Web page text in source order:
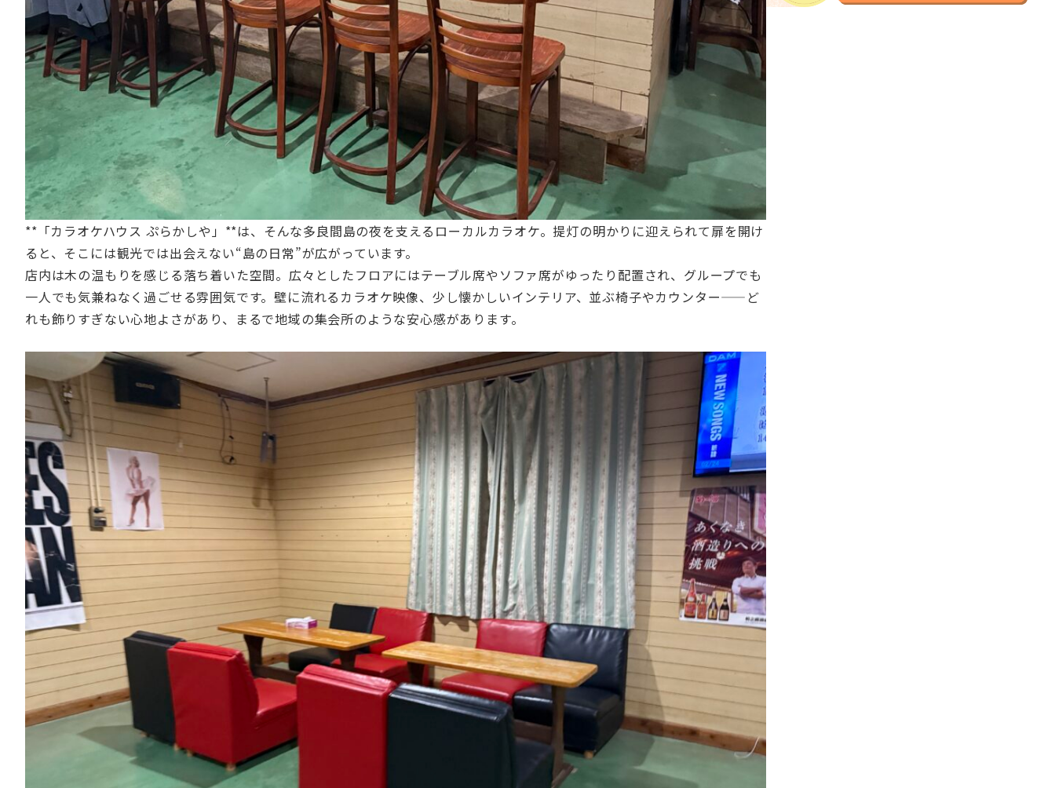
**「カラオケハウス ぷらかしや」**は、そんな多良間島の夜を支えるローカルカラオケ。提灯の明かりに迎えられて扉を開け
ると、そこには観光では出会えない“島の日常”が広がっています。
店内は木の温もりを感じる落ち着いた空間。広々としたフロアにはテーブル席やソファ席がゆったり配置され、グループでも
一人でも気兼ねなく過ごせる雰囲気です。壁に流れるカラオケ映像、少し懐かしいインテリア、並ぶ椅子やカウンター——ど
れも飾りすぎない心地よさがあり、まるで地域の集会所のような安心感があります。